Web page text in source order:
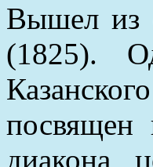
Вышел из
(1825).
посвящен
диакона